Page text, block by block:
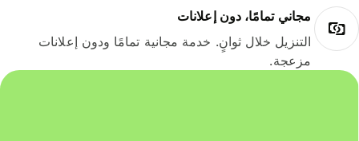
مجاني تمامًا، دون إعلانات
التنزيل خلال ثوانٍ. خدمة مجانية تمامًا ودون إعلانات
مزعجة.